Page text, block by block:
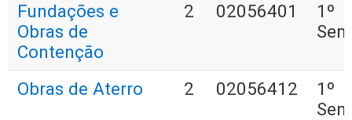
Fundações e
Obras de
Contenção
2 02056401
1º
Obras de Aterro 2 02056412
1º